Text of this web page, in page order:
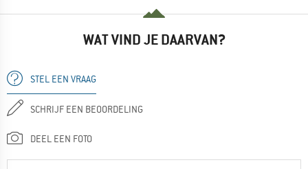
WAT VIND JE DAARVAN?
STEL EEN VRAAG
SCHRIJF EEN BEOORDELING
DEEL EEN FOTO